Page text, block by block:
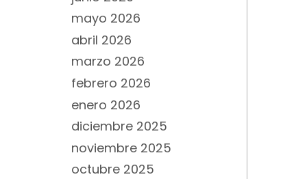
mayo 2026
abril 2026
marzo 2026
febrero 2026
enero 2026
diciembre 2025
noviembre 2025
octubre 2025